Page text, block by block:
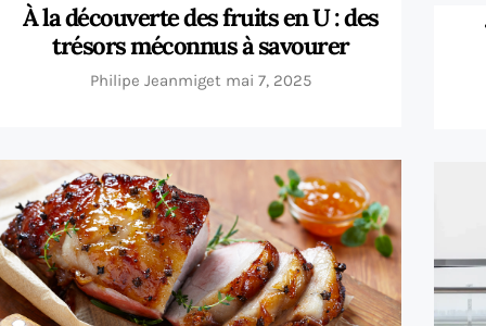
À la découverte des fruits en U : des
trésors méconnus à savourer
Philipe Jeanmiget mai 7, 2025